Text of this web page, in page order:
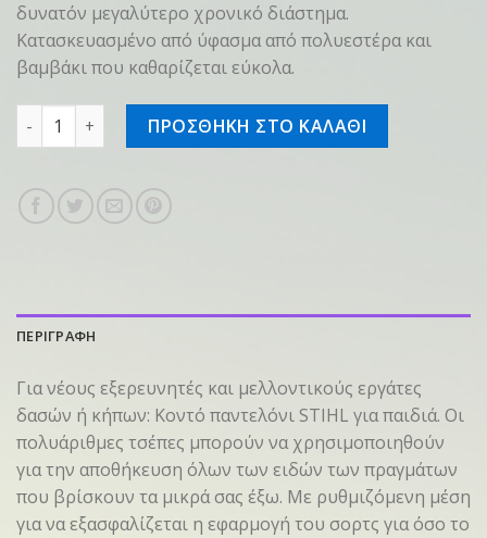
δυνατόν μεγαλύτερο χρονικό διάστημα.
Κατασκευασμένο από ύφασμα από πολυεστέρα και
βαμβάκι που καθαρίζεται εύκολα.
Shorts KIDS WORKER Γκρι, 110-116 ποσότητα
ΠΡΟΣΘΗΚΗ ΣΤΟ ΚΑΛΑΘΙ
ΠΕΡΙΓΡΑΦΗ
Για νέους εξερευνητές και μελλοντικούς εργάτες
δασών ή κήπων: Κοντό παντελόνι STIHL για παιδιά. Οι
πολυάριθμες τσέπες μπορούν να χρησιμοποιηθούν
για την αποθήκευση όλων των ειδών των πραγμάτων
που βρίσκουν τα μικρά σας έξω. Με ρυθμιζόμενη μέση
για να εξασφαλίζεται η εφαρμογή του σορτς για όσο το